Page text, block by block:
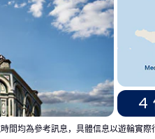
4
間均為參考訊息，具體信息以遊輪實際